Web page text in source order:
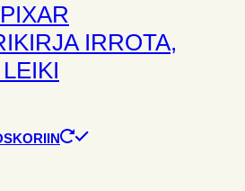
IRROTA,